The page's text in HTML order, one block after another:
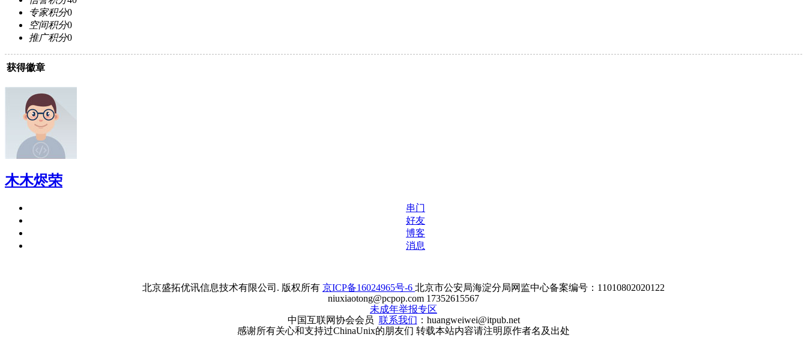
专家积分0
空间积分0
推广积分0
获得徽章
木木烬荣
串门
好友
博客
消息
北京盛拓优讯信息技术有限公司. 版权所有 京ICP备16024965号-6 北京市公安局海淀分局网监中心备案编号：11010802020122
niuxiaotong@pcpop.com 17352615567
未成年举报专区
中国互联网协会会员 联系我们 ：huangweiwei@itpub.net
感谢所有关心和支持过ChinaUnix的朋友们 转载本站内容请注明原作者名及出处